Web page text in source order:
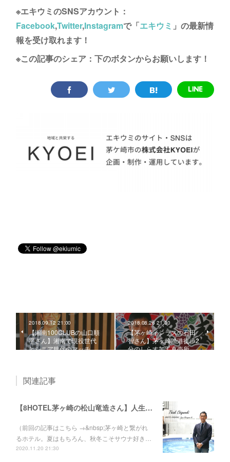
※エキウミのSNSアカウント：
Facebook,Twitter,Instagramで「エキウミ 」の最新情
報を受け取れます！
※この記事のシェア：下のボタンからお願いします！
2018.09.12 21:00
【湘南100CLUBの山口順
平さん】湘南で現役世代
とシニア世代のマッチ…
2018.08.26 21:00
【茅ヶ崎イシラスの石田
智さん】茅ヶ崎漁港徒歩2
分のしらす加工直売所…
関連記事
【8HOTEL茅ヶ崎の松山竜造さん】人生を変えた、社長との再会。ゼットンから湘南レーベルへ。
（前回の記事はこちら →&nbsp;茅ヶ崎と繋がれ
るホテル。夏はもちろん、秋冬こそサウナ好き…
2020.11.20 21:30